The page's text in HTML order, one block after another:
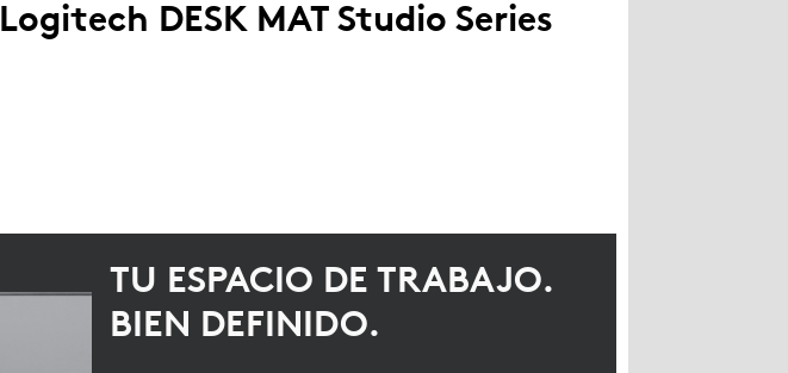
Logitech DESK MAT Studio Series
TU ESPACIO DE TRABAJO.
BIEN DEFINIDO.